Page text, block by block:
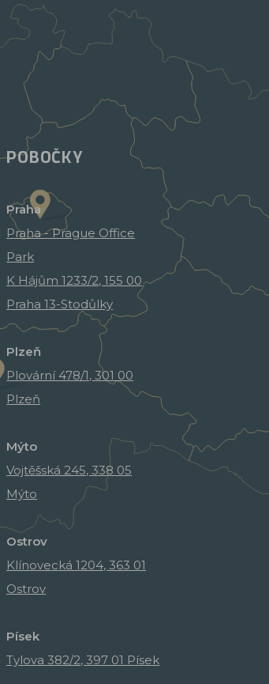
POBOČKY
Praha
Praha - Prague Office
Park
K Hájům 1233/2, 155 00
Praha 13-Stodůlky
Plzeň
Plovární 478/1, 301 00
Plzeň
Mýto
Vojtěšská 245, 338 05
Mýto
Ostrov
Klínovecká 1204, 363 01
Ostrov
Písek
Tylova 382/2, 397 01 Písek